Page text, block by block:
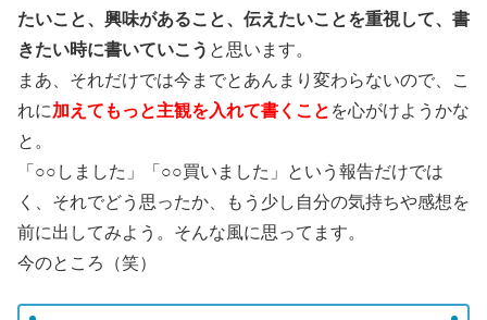
たいこと、興味があること、伝えたいことを重視して、書
きたい時に書いていこう と思います。
まあ、それだけでは今までとあんまり変わらないので、こ
れに加えてもっと主観を入れて書くこと を心がけようかな
と。
「○○しました」「○○買いました」という報告だけでは
く、それでどう思ったか、もう少し自分の気持ちや感想を
前に出してみよう。そんな風に思ってます。
今のところ（笑）